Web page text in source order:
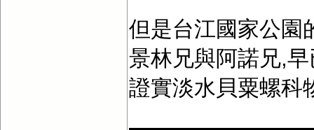
但是台江國家公園
景林兄與阿諾兄,
證實淡水貝粟螺科